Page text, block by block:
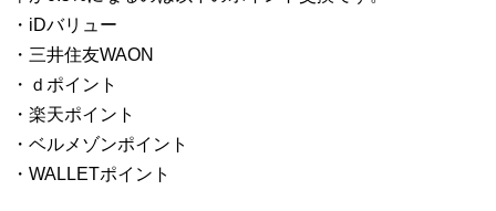
・iDバリュー
・三井住友WAON
・ｄポイント
・楽天ポイント
・ベルメゾンポイント
・WALLETポイント